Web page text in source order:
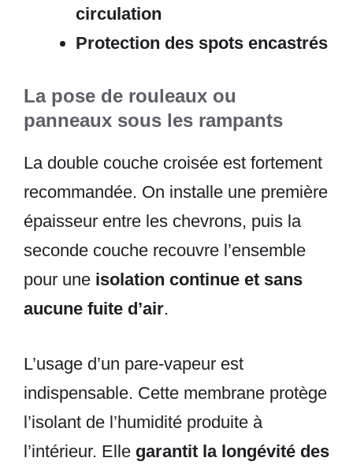
circulation
Protection des spots encastrés
La pose de rouleaux ou
panneaux sous les rampants
La double couche croisée est fortement
recommandée. On installe une première
épaisseur entre les chevrons, puis la
seconde couche recouvre l’ensemble
pour une isolation continue et sans
aucune fuite d’air.
L’usage d’un pare-vapeur est
indispensable. Cette membrane protège
l’isolant de l’humidité produite à
l’intérieur. Elle garantit la longévité des